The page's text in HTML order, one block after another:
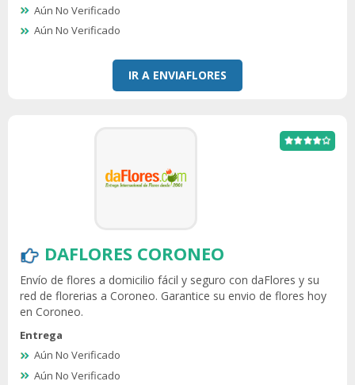
Aún No Verificado
Aún No Verificado
IR A ENVIAFLORES
DAFLORES CORONEO
Envío de flores a domicilio fácil y seguro con daFlores y su
red de florerias a Coroneo. Garantice su envio de flores hoy
en Coroneo.
Entrega
Aún No Verificado
Aún No Verificado